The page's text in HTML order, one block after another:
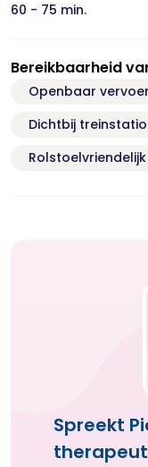
60 - 75 min.
Bereikbaarheid
Openbaar vervoer
Dichtbij
Rolstoelvriendelijk
Spreekt